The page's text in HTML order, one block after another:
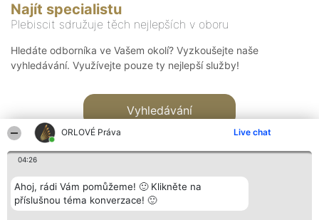
ORLOVÉ Práva Live chat
04:26
Ahoj, rádi Vám pomůžeme! 🙂 Klikněte na
příslušnou téma konverzace! 🙂
Najít specialistu
Plebiscit sdružuje těch nejlepších v oboru
Hledáte odborníka ve Vašem okolí? Vyzkoušejte naše
vyhledávání. Využívejte pouze ty nejlepší služby!
Vyhledávání